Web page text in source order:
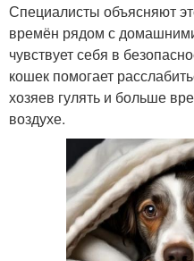
Специалисты объясняют
времён рядом с
чувствует себя в
кошек помогает
хозяев гулять и больше
воздухе.